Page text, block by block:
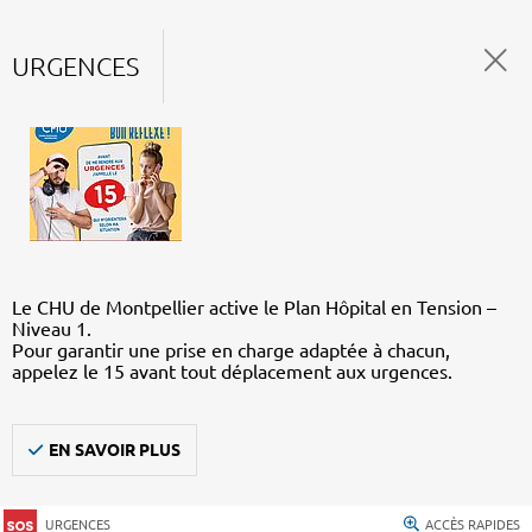
URGENCES
Le CHU de Montpellier active le Plan Hôpital en Tension –
Niveau 1.
Pour garantir une prise en charge adaptée à chacun,
appelez le 15 avant tout déplacement aux urgences.
EN SAVOIR PLUS
URGENCES ACCÈS RAPIDES